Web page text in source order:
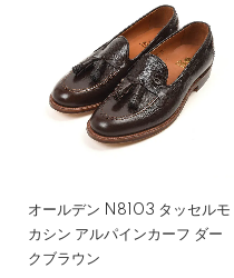
オールデン N8103 タッセルモ
カシン アルパインカーフ ダー
クブラウン